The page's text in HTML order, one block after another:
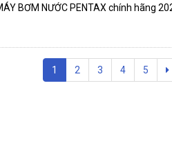
BƠM NƯỚC PENTAX chính hãng
1 2 3 4 5